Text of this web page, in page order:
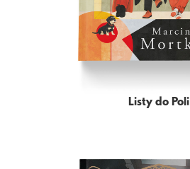
Listy do Poli